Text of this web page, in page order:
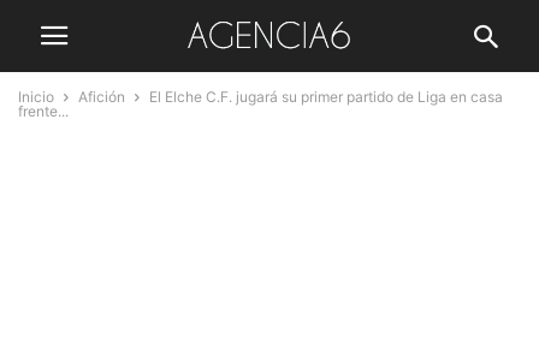
Inicio Afición
El Elche C.F. jugará su primer partido de Liga en casa
frente...